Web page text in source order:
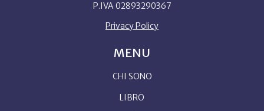
P.IVA 02893290367
Privacy Policy
MENU
CHI SONO
LIBRO